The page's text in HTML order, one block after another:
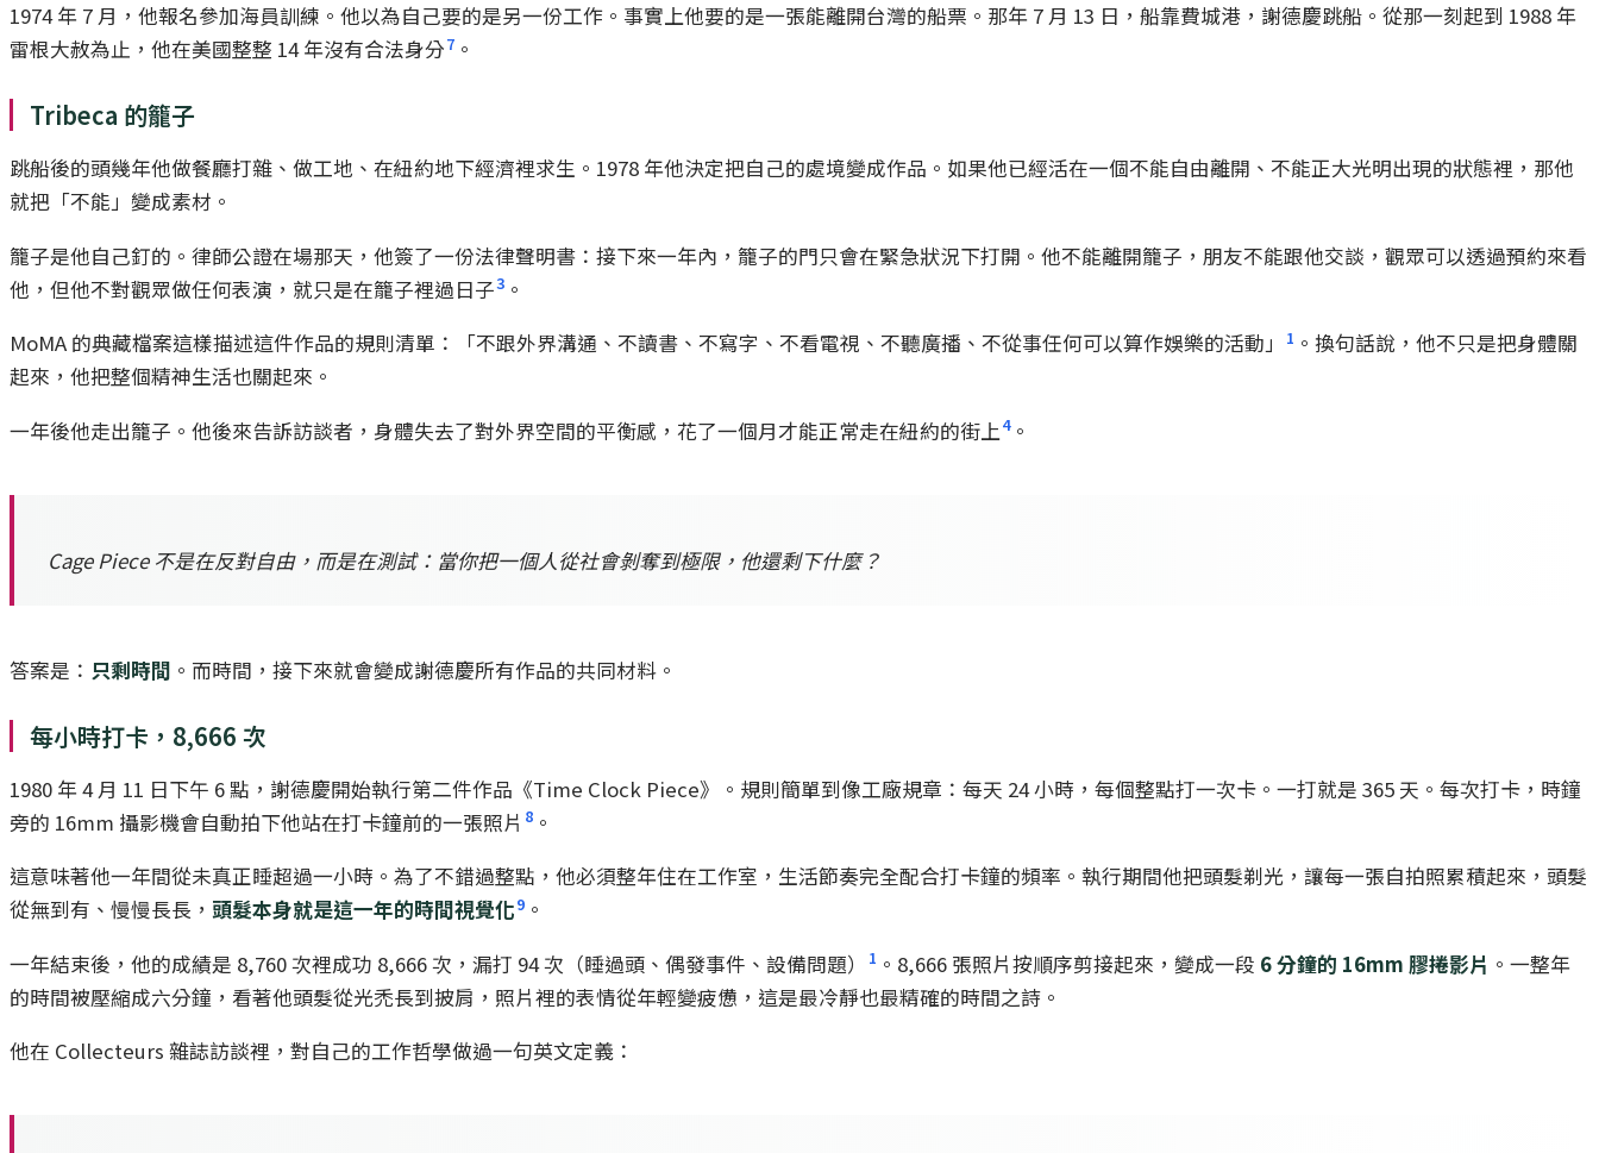
1974 年 7 月，他報名參加海員訓練。他以為自己要的是另一份工作。事實上他要的是一張能離開台灣的船票。那年 7 月 13 日，船靠費城港，謝德慶跳船。從那一刻起到 1988 年
雷根大赦為止，他在美國整整 14 年沒有合法身分7 。
Tribeca 的籠子
跳船後的頭幾年他做餐廳打雜、做工地、在紐約地下經濟裡求生。1978 年他決定把自己的處境變成作品。如果他已經活在一個不能自由離開、不能正大光明出現的狀態裡，那他
就把「不能」變成素材。
籠子是他自己釘的。律師公證在場那天，他簽了一份法律聲明書：接下來一年內，籠子的門只會在緊急狀況下打開。他不能離開籠子，朋友不能跟他交談，觀眾可以透過預約來看
他，但他不對觀眾做任何表演，就只是在籠子裡過日子3 。
MoMA 的典藏檔案這樣描述這件作品的規則清單：「不跟外界溝通、不讀書、不寫字、不看電視、不聽廣播、不從事任何可以算作娛樂的活動」
1 。換句話說，他不只是把身體關
起來，他把整個精神生活也關起來。
一年後他走出籠子。他後來告訴訪談者，身體失去了對外界空間的平衡感，花了一個月才能正常走在紐約的街上4。
Cage Piece 不是在反對自由，而是在測試：當你把一個人從社會剝奪到極限，他還剩下什麼？
答案是： 只剩時間 。而時間，接下來就會變成謝德慶所有作品的共同材料。
每小時打卡，8,666 次
1980 年 4 月 11 日下午 6 點，謝德慶開始執行第二件作品《Time Clock Piece》。規則簡單到像工廠規章：每天 24 小時，每個整點打一次卡。一打就是 365 天。每次打卡，時鐘
旁的 16mm 攝影機會自動拍下他站在打卡鐘前的一張照片 8 。
這意味著他一年間從未真正睡超過一小時。為了不錯過整點，他必須整年住在工作室，生活節奏完全配合打卡鐘的頻率。執行期間他把頭髮剃光，讓每一張自拍照累積起來，頭髮
從無到有、慢慢長長， 頭髮本身就是這一年的時間視覺化9 。
一年結束後，他的成績是 8,760 次裡成功 8,666 次，漏打 94 次（睡過頭、偶發事件、設備問題）
1 。8,666 張照片按順序剪接起來，變成一段 6 分鐘的 16mm 膠捲影片 。一整年
的時間被壓縮成六分鐘，看著他頭髮從光禿長到披肩，照片裡的表情從年輕變疲憊，這是最冷靜也最精確的時間之詩。
他在 Collecteurs 雜誌訪談裡，對自己的工作哲學做過一句英文定義：